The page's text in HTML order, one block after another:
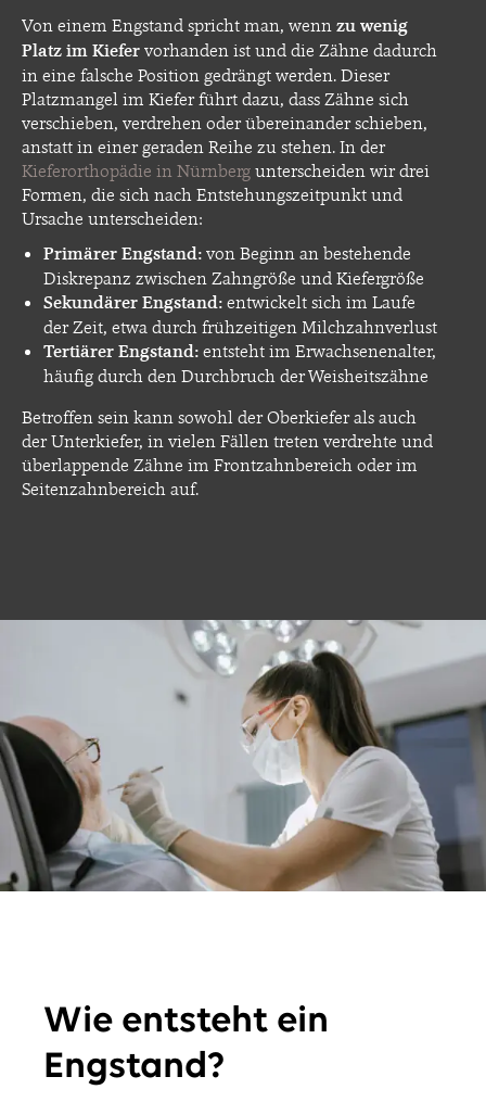
Von einem Engstand spricht man, wenn zu wenig
Platz im Kiefer vorhanden ist und die Zähne dadurch
in eine falsche Position gedrängt werden. Dieser
Platzmangel im Kiefer führt dazu, dass Zähne sich
verschieben, verdrehen oder übereinander schieben,
anstatt in einer geraden Reihe zu stehen. In der
Kieferorthopädie in Nürnberg unterscheiden wir drei
Formen, die sich nach Entstehungszeitpunkt und
Ursache unterscheiden:
Primärer Engstand: von Beginn an bestehende
Diskrepanz zwischen Zahngröße und Kiefergröße
Sekundärer Engstand: entwickelt sich im Laufe
der Zeit, etwa durch frühzeitigen Milchzahnverlust
Tertiärer Engstand: entsteht im Erwachsenenalter,
häufig durch den Durchbruch der Weisheitszähne
Betroffen sein kann sowohl der Oberkiefer als auch
der Unterkiefer, in vielen Fällen treten verdrehte und
überlappende Zähne im Frontzahnbereich oder im
Seitenzahnbereich auf.
Wie entsteht ein
Engstand?